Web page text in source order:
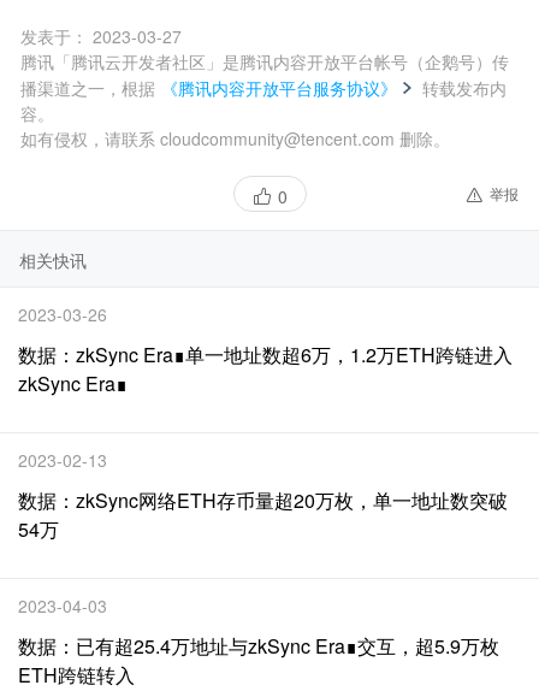
发表于： 2023-03-27
腾讯「腾讯云开发者社区」是腾讯内容开放平台帐号（企鹅号）传
播渠道之一，根据
《腾讯内容开放平台服务协议》
转载发布内
容。
如有侵权，请联系 cloudcommunity@tencent.com 删除。
0 举报
相关快讯
2023-03-26
数据：zkSync Era∎单一地址数超6万，1.2万ETH跨链进入
zkSync Era∎
2023-02-13
数据：zkSync网络ETH存币量超20万枚，单一地址数突破
54万
2023-04-03
数据：已有超25.4万地址与zkSync Era∎交互，超5.9万枚
ETH跨链转入